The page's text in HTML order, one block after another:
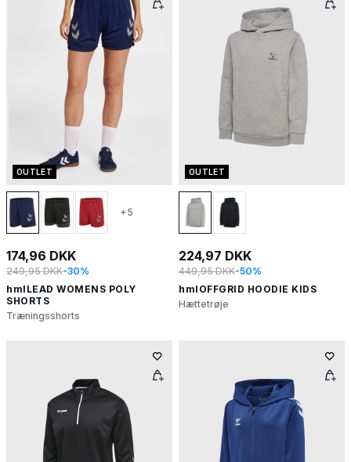
OUTLET
+5
174,96 DKK
249,95 DKK-30%
hmlLEAD WOMENS POLY
SHORTS
Træningsshorts
OUTLET
224,97 DKK
449,95 DKK-50%
hmlOFFGRID HOODIE KIDS
Hættetrøje